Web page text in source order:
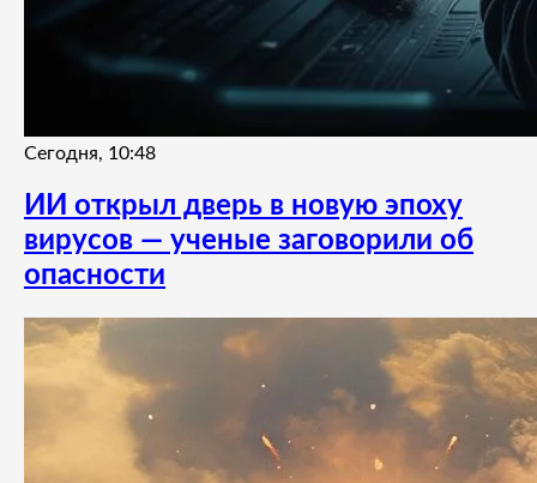
Сегодня, 10:48
ИИ открыл дверь в новую эпоху
вирусов — ученые заговорили об
опасности